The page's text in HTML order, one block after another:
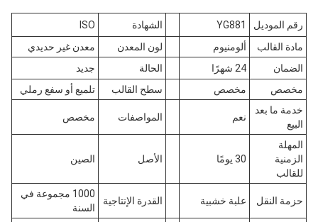
رقم الموديل YG881 الشهادة
ISO
مادة القالب
ألومنيوم لون المعدن
معدن غير حديدي
الضمان
24 شهرًا الحالة
جديد
مخصص
مخصص سطح القالب
تلميع أو سفع رملي
خدمة ما بعد
البيع
نعم المواصفات مخصص
المهلة
الزمنية
للقالب
30 يومًا الأصل الصين
حزمة النقل علبة خشبية القدرة الإنتاجية
1000 مجموعة في
السنة